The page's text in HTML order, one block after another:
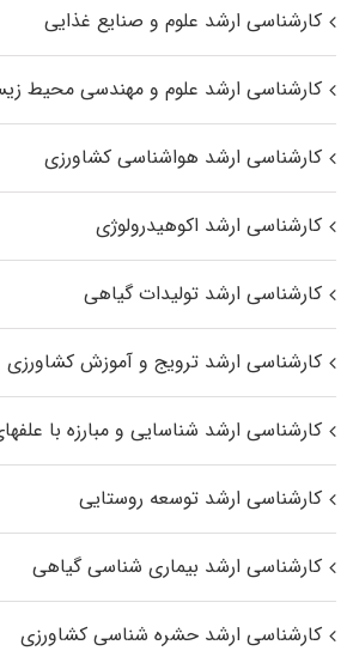
کارشناسی ارشد علوم و صنایع غذایی
کارشناسی ارشد علوم و مهندسی محیط
کارشناسی ارشد هواشناسی کشاورزی
کارشناسی ارشد اکوهیدرولوژی
کارشناسی ارشد تولیدات گیاهی
کارشناسی ارشد ترویج و آموزش کشاورزی
کارشناسی ارشد شناسایی و مبارزه با
کارشناسی ارشد توسعه روستایی
کارشناسی ارشد بیماری‌ شناسی گیاهی
کارشناسی ارشد حشره‌ شناسی کشاورزی